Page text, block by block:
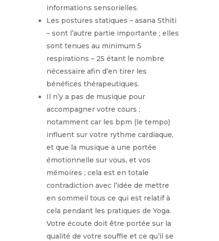
informations sensorielles.
Les postures statiques – asana Sthiti
– sont l’autre partie importante ; elles
sont tenues au minimum 5
respirations – 25 étant le nombre
nécessaire afin d’en tirer les
bénéfices thérapeutiques.
Il n’y a pas de musique pour
accompagner votre cours ;
notamment car les bpm (le tempo)
influent sur votre rythme cardiaque,
et que la musique a une portée
émotionnelle sur vous, et vos
mémoires ; cela est en totale
contradiction avec l’idée de mettre
en sommeil tous ce qui est relatif à
cela pendant les pratiques de Yoga.
Votre écoute doit être portée sur la
qualité de votre souffle et ce qu’il se